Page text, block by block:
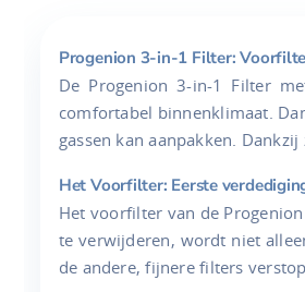
Progenion 3-in-1 Filter:
De Progenion 3-in-1 Filter
comfortabel binnenklimaat.
gassen kan aanpakken.
Het Voorfilter: Eerste
Het voorfilter van de
te verwijderen, wordt niet
de andere, fijnere filters